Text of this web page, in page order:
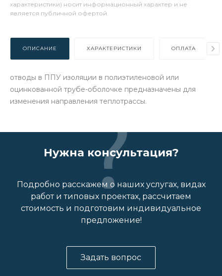
характеристики) носит информационный характер и не
является публичной офертой.
ОПИСАНИЕ ХАРАКТЕРИСТИКИ ОПЛАТА
отводы в ППУ изоляции в полиэтиленовой или
оцинкованной трубе-оболочке предназначены для
изменения направления теплотрассы.
Нужна консультация?
Подробно расскажем о наших услугах, видах
работ и типовых проектах, рассчитаем
стоимость и подготовим индивидуальное
предложение!
Задать вопрос